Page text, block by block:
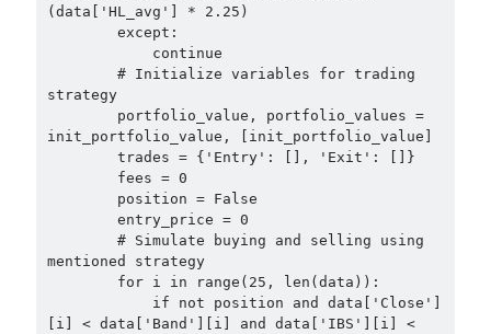
(data['HL_avg'] * 2.25)
strategy
init_portfolio_value, [init_portfolio_value]
mentioned strategy
[i] < data['Band'][i] and data['IBS'][i] <